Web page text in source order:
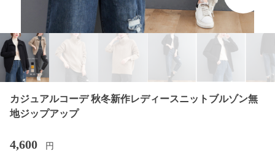
カジュアルコーデ 秋冬新作レディースニットブルゾン無
地ジップアップ
4,600 円